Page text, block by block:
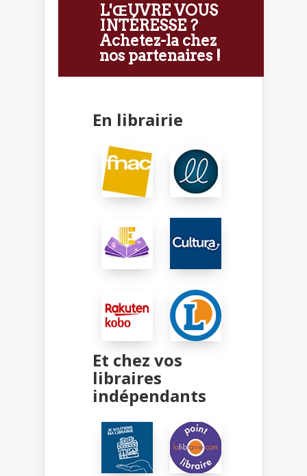
L'ŒUVRE VOUS
INTÉRESSE ?
Achetez-la chez
nos partenaires !
En librairie
Et chez vos
libraires
indépendants